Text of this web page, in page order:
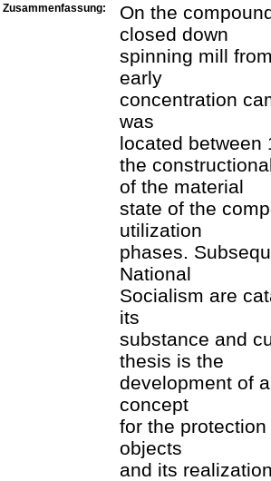
Zusammenfassung:
On the
closed down
spinning mill
early
concentration
was
located between
the
of the material
state of the
utilization
phases.
National
Socialism are
its
substance and
thesis is the
development of
concept
for the
objects
and its